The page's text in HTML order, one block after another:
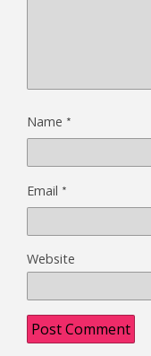
Name *
Email *
Website